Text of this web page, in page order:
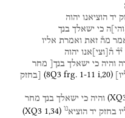
יד הוציאנו יהוה
והי ה כי ישאלך בנך
מה֯ זאת ואמרת אליו
י֯ד֯ ה֯ וצי אנו יהוה
והיה כי ישאלך בנך[
מחר
(8Q3 frg. 1-11 i,20)
[בחזק
( והיה כי ישאלך בנך מחר
בחזק יד הוציאנו (XQ3 1,34)